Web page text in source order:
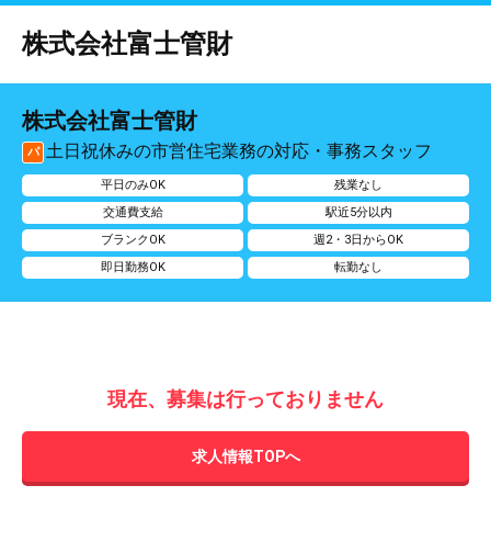
株式会社富士管財
株式会社富士管財
パ 土日祝休みの市営住宅業務の対応・事務スタッフ
平日のみOK
残業なし
交通費支給
駅近5分以内
ブランクOK
週2・3日からOK
即日勤務OK
転勤なし
現在、募集は行っておりません
求人情報TOPへ